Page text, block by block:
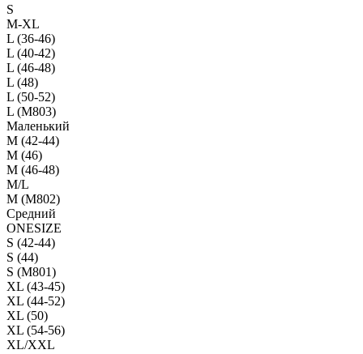
S
M-XL
L (36-46)
L (40-42)
L (46-48)
L (48)
L (50-52)
L (M803)
Маленький
М (42-44)
M (46)
M (46-48)
M/L
M (M802)
Средний
ONESIZE
S (42-44)
S (44)
S (M801)
XL (43-45)
XL (44-52)
XL (50)
XL (54-56)
XL/XXL